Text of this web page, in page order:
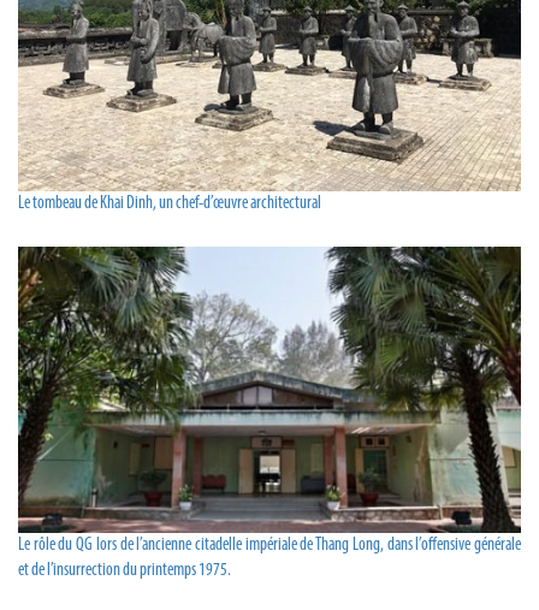
Le tombeau de Khai Dinh, un chef-d’œuvre architectural
Le rôle du QG lors de l’ancienne citadelle impériale de Thang Long, dans l’offensive générale
et de l’insurrection du printemps 1975.